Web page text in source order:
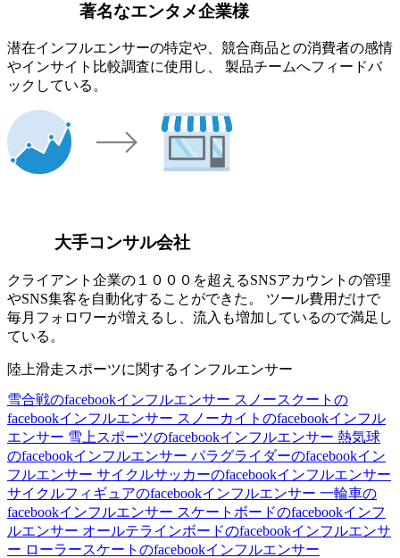
著名なエンタメ企業様
潜在インフルエンサーの特定や、競合商品との消費者の感情
やインサイト比較調査に使用し、 製品チームへフィードバ
ックしている。
大手コンサル会社
クライアント企業の１０００を超えるSNSアカウントの管理
やSNS集客を自動化することができた。 ツール費用だけで
毎月フォロワーが増えるし、流入も増加しているので満足し
ている。
陸上滑走スポーツに関するインフルエンサー
雪合戦のfacebookインフルエンサー スノースクートの
facebookインフルエンサー スノーカイトのfacebookインフル
エンサー 雪上スポーツのfacebookインフルエンサー 熱気球
のfacebookインフルエンサー パラグライダーのfacebookイン
フルエンサー サイクルサッカーのfacebookインフルエンサー
サイクルフィギュアのfacebookインフルエンサー 一輪車の
facebookインフルエンサー スケートボードのfacebookインフ
ルエンサー オールテラインボードのfacebookインフルエンサ
ー ローラースケートのfacebookインフルエンサー